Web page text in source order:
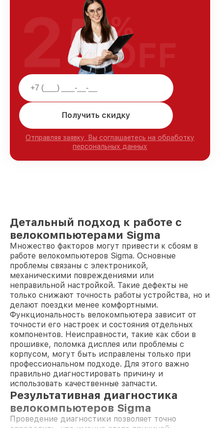
Получить скидку
Отправляя заявку, Вы соглашаетесь на обработку
персональных данных
25%
OFF
Детальный подход к работе с
велокомпьютерами Sigma
Множество факторов могут привести к сбоям в
работе велокомпьютеров Sigma. Основные
проблемы связаны с электроникой,
механическими повреждениями или
неправильной настройкой. Такие дефекты не
только снижают точность работы устройства, но и
делают поездки менее комфортными.
Функциональность велокомпьютера зависит от
точности его настроек и состояния отдельных
компонентов. Неисправности, такие как сбои в
прошивке, поломка дисплея или проблемы с
корпусом, могут быть исправлены только при
профессиональном подходе. Для этого важно
правильно диагностировать причину и
использовать качественные запчасти.
Результативная диагностика
велокомпьютеров Sigma
Проведение диагностики позволяет точно